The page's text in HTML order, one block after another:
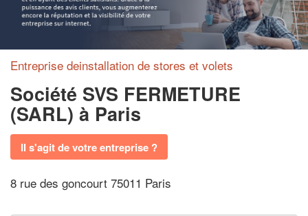
Entreprise deinstallation de stores et volets
Société SVS FERMETURE
(SARL) à Paris
Il s'agit de votre entreprise ?
8 rue des goncourt 75011 Paris